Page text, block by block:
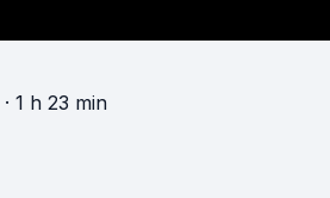
· 1 h 23 min